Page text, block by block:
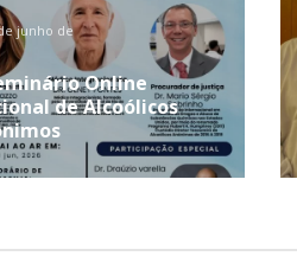
junho de
Online
de Alcoólicos